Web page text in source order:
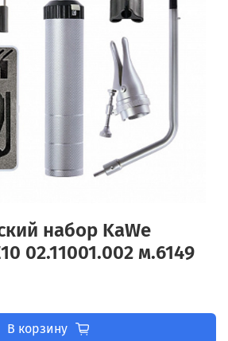
набор KaWe
02.11001.002 м.6149
В корзину